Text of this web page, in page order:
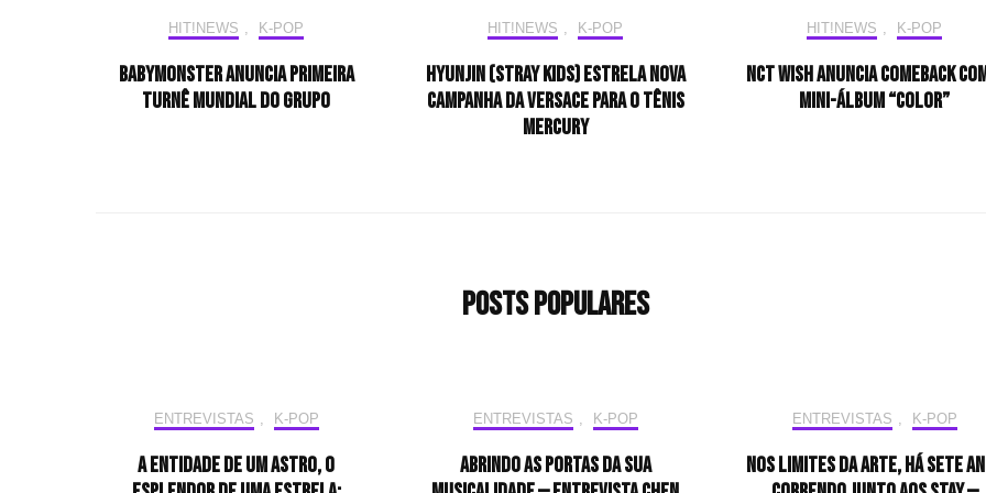
HIT!NEWS , K-POP
BABYMONSTER anuncia primeira
turnê mundial do grupo
HIT!NEWS , K-POP
Hyunjin (Stray Kids) estrela nova
campanha da Versace para o tênis
Mercury
HIT!NEWS , K-POP
NCT WISH anuncia comeback
mini-álbum “COLOR”
Posts populares
ENTREVISTAS , K-POP
A entidade de um astro, o
ENTREVISTAS , K-POP
Abrindo as portas da sua
ENTREVISTAS , K-POP
Nos limites da arte, há sete